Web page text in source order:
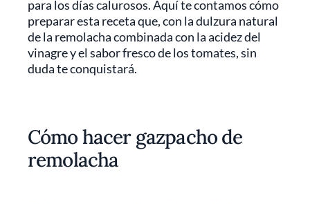
para los días calurosos. Aquí te contamos cómo
preparar esta receta que, con la dulzura natural
de la remolacha combinada con la acidez del
vinagre y el sabor fresco de los tomates, sin
duda te conquistará.
Cómo hacer gazpacho de
remolacha